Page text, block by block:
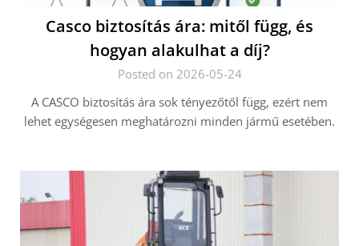
Casco biztosítás ára: mitől függ, és
hogyan alakulhat a díj?
Posted on 2026-05-24
A CASCO biztosítás ára sok tényezőtől függ, ezért nem
lehet egységesen meghatározni minden jármű esetében.